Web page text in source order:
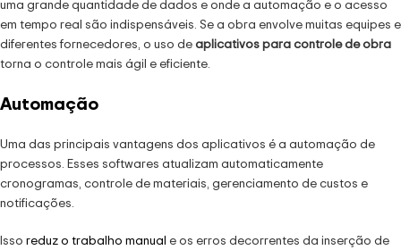
uma grande quantidade de dados e onde a automação e o acesso
em tempo real são indispensáveis. Se a obra envolve muitas equipes e
diferentes fornecedores, o uso deaplicativos para controle de obra
torna o controle mais ágil e eficiente.
Automação
Uma das principais vantagens dos aplicativos é a automação de
processos. Esses softwares atualizam automaticamente
cronogramas, controle de materiais, gerenciamento de custos e
notificações.
Isso reduz o trabalho manual e os erros decorrentes da inserção de